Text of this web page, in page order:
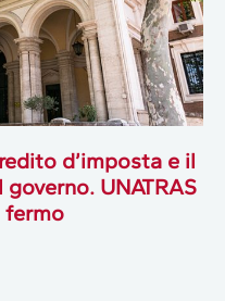
d’imposta e il
UNATRAS
fermo